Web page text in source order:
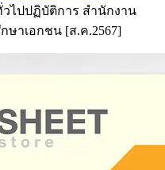
ไปปฏิบัติการ สำนักงาน
ษาเอกชน [ส.ค.2567]